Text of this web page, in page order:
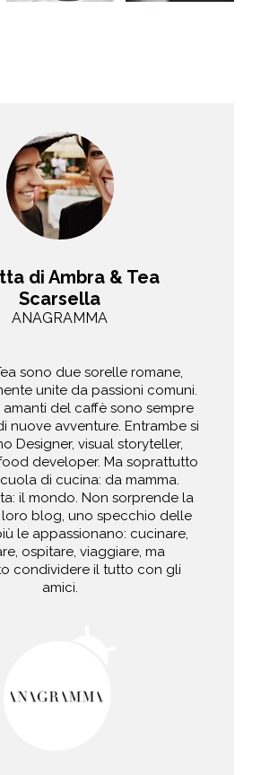
di Ambra & Tea
Scarsella
ANAGRAMMA
sono due sorelle romane,
unite da passioni comuni.
amanti del caffè sono sempre
nuove avventure. Entrambe si
Designer, visual storyteller,
developer. Ma soprattutto
di cucina: da mamma.
il mondo. Non sorprende la
blog, uno specchio delle
le appassionano: cucinare,
ospitare, viaggiare, ma
condividere il tutto con gli
amici.